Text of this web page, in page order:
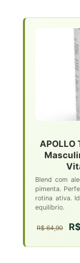
Blend com
pimenta.
rotina ativa.
equilíbrio.
R$ 64,90